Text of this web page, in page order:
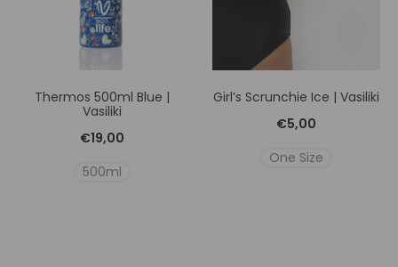
Thermos 500ml Blue |
Vasiliki
€19,00
500ml
Girl’s Scrunchie Ice | Vasiliki
€5,00
One Size